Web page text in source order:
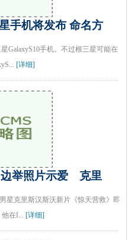
手机将发布 命名方
GalaxyS10手机。不过根三星可能在
[详细]
边举照片示爱 克里
星克里斯汉斯沃新片《惊天营救》即
在I... [详细]